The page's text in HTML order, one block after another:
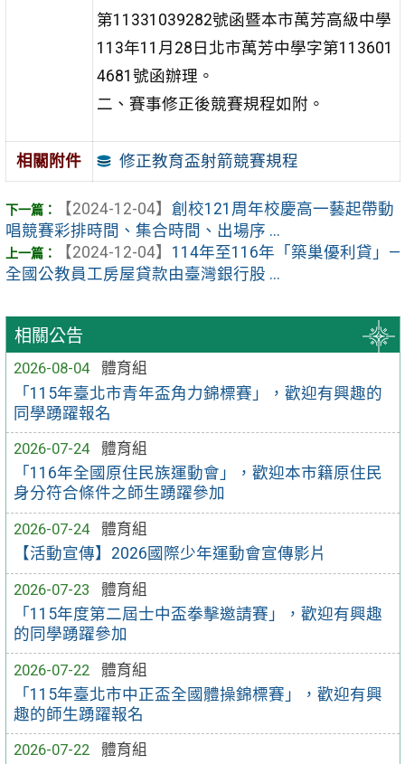
相關公告
2026-08-04
體育組
「115年臺北市青年盃角力錦標賽」，歡迎有興趣的
同學踴躍報名
2026-07-24
體育組
「116年全國原住民族運動會」，歡迎本市籍原住民
身分符合條件之師生踴躍參加
2026-07-24
體育組
【活動宣傳】2026國際少年運動會宣傳影片
2026-07-23
體育組
「115年度第二屆士中盃拳擊邀請賽」，歡迎有興趣
的同學踴躍參加
2026-07-22
體育組
「115年臺北市中正盃全國體操錦標賽」，歡迎有興
趣的師生踴躍報名
2026-07-22
體育組
第11331039282號函暨本市萬芳高級中學
113年11月28日北市萬芳中學字第113601
4681號函辦理。
二、賽事修正後競賽規程如附。
相關附件 修正教育盃射箭競賽規程
【2024-12-04】 創校121周年校慶高一藝起帶動
唱競賽彩排時間、集合時間、出場序 ...
【2024-12-04】 114年至116年「築巢優利貸」—
全國公教員工房屋貸款由臺灣銀行股 ...